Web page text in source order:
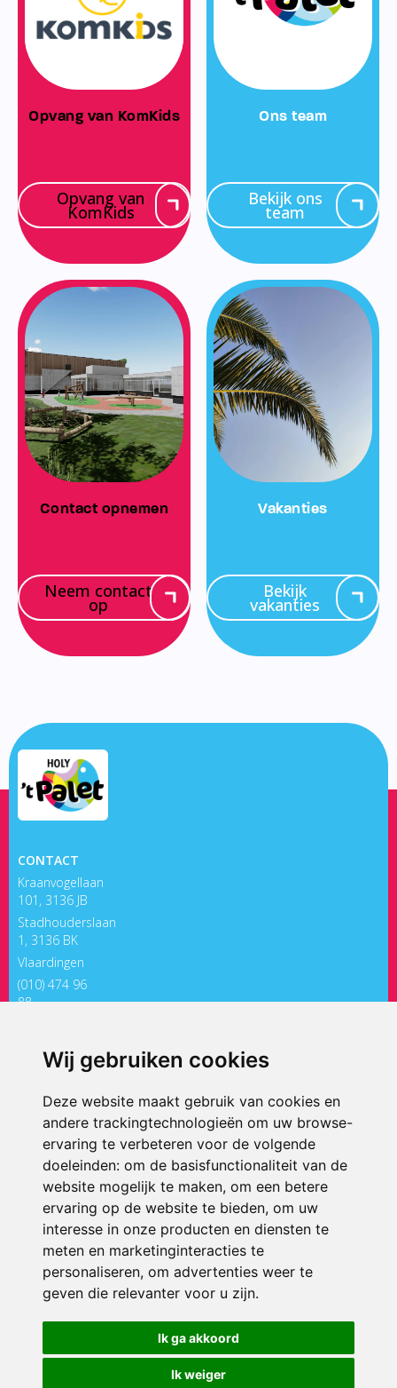
Wij gebruiken cookies
Deze website maakt gebruik van cookies en
andere trackingtechnologieën om uw browse-
ervaring te verbeteren voor de volgende
doeleinden: om de basisfunctionaliteit van de
website mogelijk te maken, om een betere
ervaring op de website te bieden, om uw
interesse in onze producten en diensten te
meten en marketinginteracties te
personaliseren, om advertenties weer te
geven die relevanter voor u zijn.
Ik ga akkoord
Ik weiger
Opvang van KomKids
Opvang van
KomKids
Ons team
Bekijk ons
team
Contact opnemen
Neem contact
op
Vakanties
Bekijk
vakanties
CONTACT
Kraanvogellaan
101, 3136 JB
Stadhouderslaan
1, 3136 BK
Vlaardingen
(010) 474 96
88
ONDERDEEL VAN
© 2026 ’t Palet Holy | Alle rechten voorbehouden
Privacy policy|Disclaimer| Klachtenregeling|RSIN en Anbi
voorkeuren
Crealisatie The MindOffice